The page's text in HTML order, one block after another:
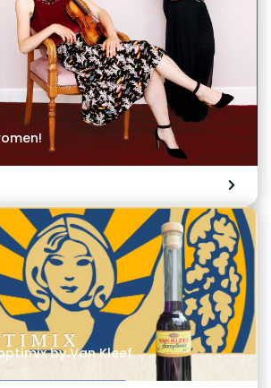
by Van Kleef